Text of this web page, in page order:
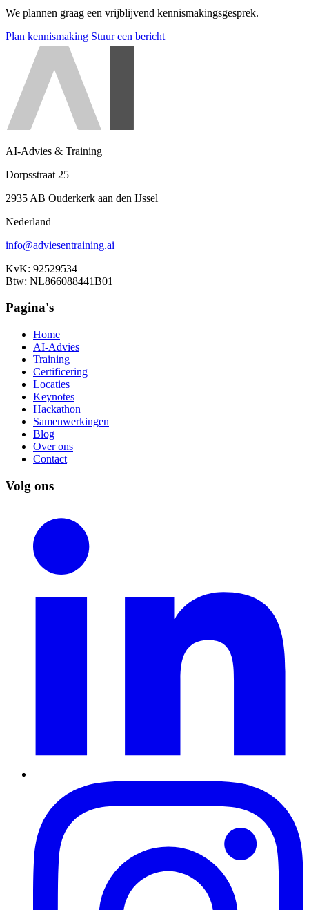
We plannen graag een vrijblijvend kennismakingsgesprek.
Plan kennismaking Stuur een bericht
AI-Advies & Training
Dorpsstraat 25
2935 AB Ouderkerk aan den IJssel
Nederland
info@adviesentraining.ai
KvK: 92529534
Btw: NL866088441B01
Pagina's
Home
AI-Advies
Training
Certificering
Locaties
Keynotes
Hackathon
Samenwerkingen
Blog
Over ons
Contact
Volg ons